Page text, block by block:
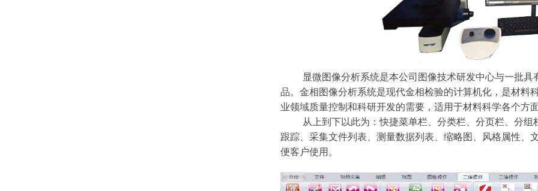
显微图像分析系统是本公司图像技术研发中心与一批
品。 金相图像分析系统是现代金相检验的计算机化，是材料
业领域质量控制和科研开发的需要，适用于材料科学各个方
从上到下以此为：快捷菜单栏、分类栏、分页栏、分
跟踪、采集文件列表、测量数据列表、缩略图、风格属性、
便客户使用。